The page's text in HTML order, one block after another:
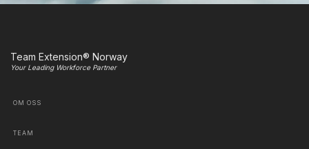
Team Extension® Norway
Your Leading Workforce Partner
OM OSS
TEAM